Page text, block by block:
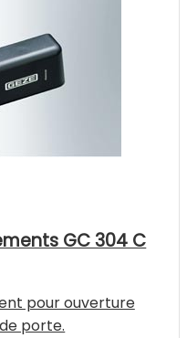
GC 304 C
pour ouverture
porte.